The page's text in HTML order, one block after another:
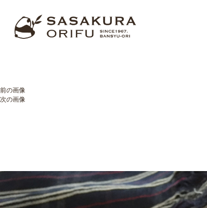
前の画像
次の画像